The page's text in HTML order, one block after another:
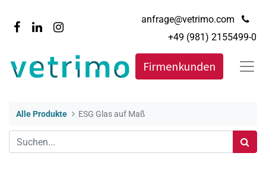
anfrage@vetrimo.com
+49 (981) 2155499-0
Firmenkunden
Alle Produkte ESG Glas auf Maß